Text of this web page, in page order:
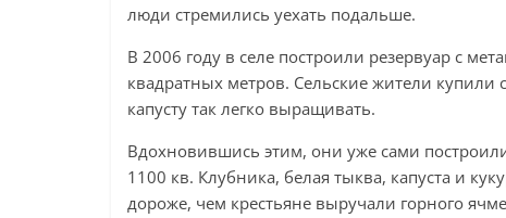
люди стремились уехать подальше.
В 2006 году в селе построили резервуар с
квадратных метров. Сельские жители
капусту так легко выращивать.
Вдохновившись этим, они уже сами
1100 кв. Клубника, белая тыква, капуста и
дороже, чем крестьяне выручали горного